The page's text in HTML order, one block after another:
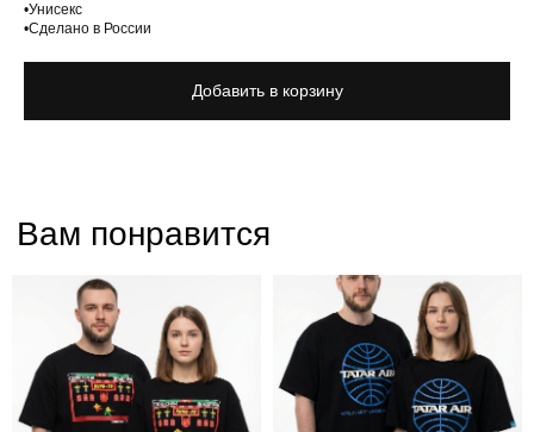
•Унисекс
•Сделано в России
Добавить в корзину